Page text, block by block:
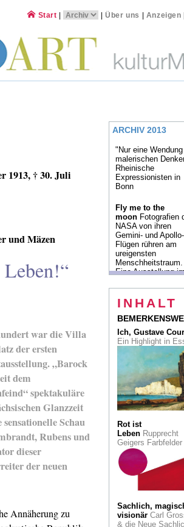
Start |Über uns Anzeigen
1913, † 30. Juli
und Mäzen
war die Villa
der ersten
„Barock
dem
spektakuläre
Glanzzeit
Schau
Rubens und
dieser
der neuen
Annäherung zu
ARCHIV 2013
"Nur eine
malerischen
Rheinische
Expressionisten in
Bonn
Fly me to the
moon Fotografien
NASA von ihren
Gemini- und Apollo-
Flügen rühren am
ureigensten
Menschheitstraum.
Eine Ausstellung
La Scuola di
Künstler
Goethe
Die
der Berliner
und Käthe Kollwitz.
Eine Ausstellung in
Köln
Brian Dawn
zeichnet, malt, filmt,
performt und
Very british: Dawn in
Wonderland in der
Galerie Horst
Spraygramme
Lebens. Thomas
Baumgärtel in der
Galerie 30works
INHALT
Ich, Gustave
Ein Highlight in
Rot ist
LebenRupprecht
Geigers Farbfelder
Sachlich,
visionärCarl
& die Neue